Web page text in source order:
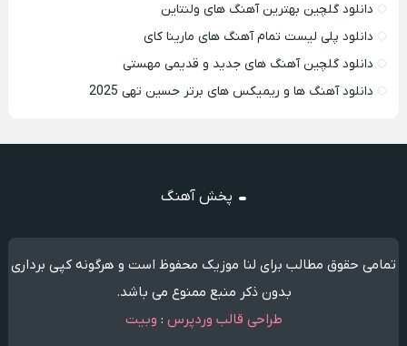
دانلود گلچین بهترین آهنگ های ولنتاین
دانلود پلی لیست تمام آهنگ های مارینا کای
دانلود گلچین آهنگ های جدید و قدیمی مهستی
دانلود آهنگ ها و ریمیکس های برتر حسین تهی 2025
پخش آهنگ
تمامی حقوق مطالب برای لنا موزیک محفوظ است و هرگونه کپی برداری
بدون ذکر منبع ممنوع می باشد.
طراحی قالب وردپرس : وبیت